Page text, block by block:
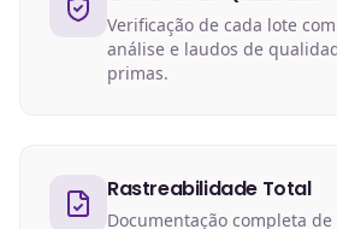
Verificação de cada lote
análise e laudos de
primas.
Rastreabilidade Total
Documentação completa